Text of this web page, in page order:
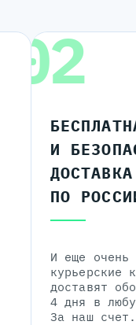
02
И
ДОСТАВКА
ПО
И еще очень
курьерские
доставят
4 дня в
За наш счет.